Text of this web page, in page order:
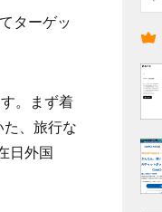
ターゲッ
。まず着
、旅行な
日外国
索